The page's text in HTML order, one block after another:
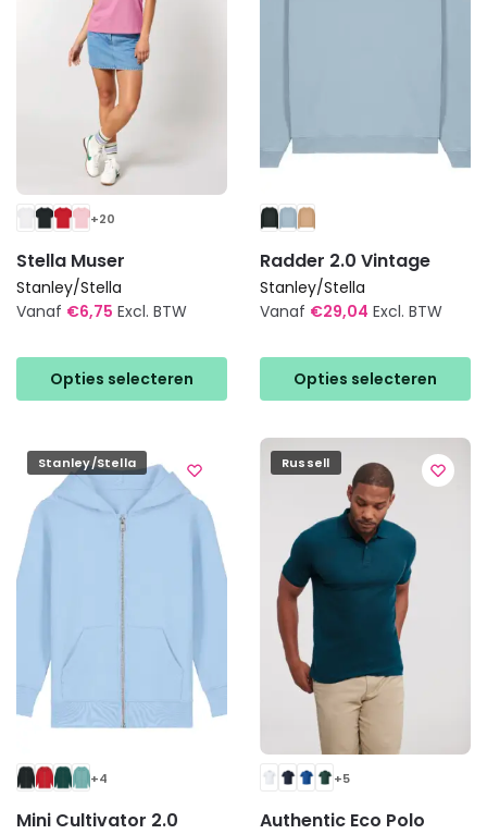
productpagina
productpagina
+20
Stella Muser
Stanley/Stella
Vanaf €6,75 Excl. BTW
Opties selecteren
product
heeft
variaties.
Deze
optie
kan
gekozen
worden
productpagina
Radder 2.0 Vintage
Stanley/Stella
Vanaf €29,04 Excl. BTW
Opties selecteren
product
heeft
variaties.
Deze
gekozen
worden
op
de
productpagina
Stanley/Stella
+4
Mini Cultivator 2.0
Russell
+5
Authentic Eco Polo